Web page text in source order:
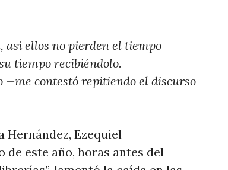
ellos no pierden el tiempo
tiempo recibiéndolo.
—me contestó repitiendo el discurso
Hernández, Ezequiel
de este año, horas antes del